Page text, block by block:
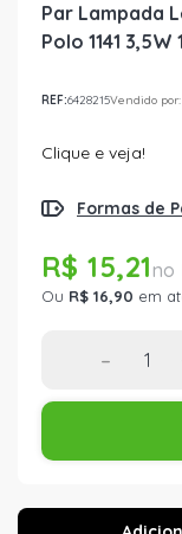
Par Lampada
Polo 1141 3,5W
REF:6428215Vendido por:
Clique e veja!
Formas de
R$ 15,21
Ou R$ 16,90 em
-